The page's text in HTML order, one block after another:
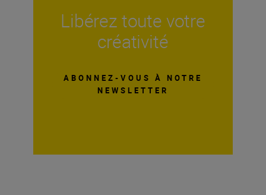
Libérez toute votre
créativité
ABONNEZ-VOUS À NOTRE
NEWSLETTER